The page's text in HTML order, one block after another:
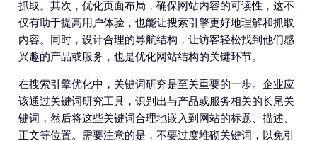
抓取。其次，优化页面布局，确保网站内容的可读性，这不
仅有助于提高用户体验，也能让搜索引擎更好地理解和抓取
内容。同时，设计合理的导航结构，让访客轻松找到他们感
兴趣的产品或服务，也是优化网站结构的关键环节。
在搜索引擎优化中，关键词研究是至关重要的一步。企业应
该通过关键词研究工具，识别出与产品或服务相关的长尾关
键词，然后将这些关键词合理地嵌入到网站的标题、描述、
正文等位置。需要注意的是，不要过度堆砌关键词，以免引